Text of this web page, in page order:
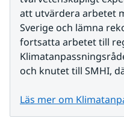
att utvärdera arbetet
Sverige och lämna
fortsatta arbetet till
och knutet till SMHI,
Läs mer om